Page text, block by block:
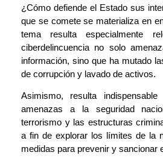
¿Cómo defiende el Estado sus
que se comete se materializa en
tema resulta especialmente
ciberdelincuencia no solo
información, sino que ha mutado
de corrupción y lavado de activos.
Asimismo, resulta
amenazas a la seguridad
terrorismo y las estructuras
a fin de explorar los límites de la
medidas para prevenir y sancionar